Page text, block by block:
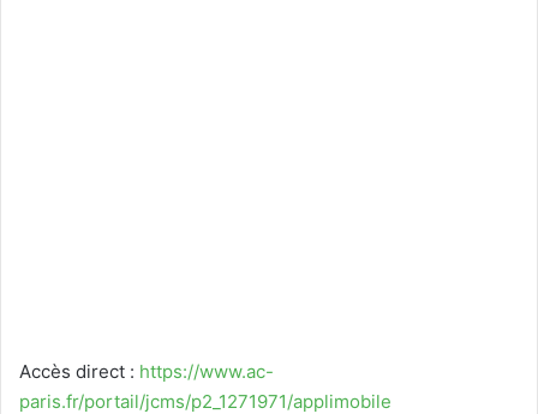
Accès direct : https://www.ac-
paris.fr/portail/jcms/p2_1271971/applimobile